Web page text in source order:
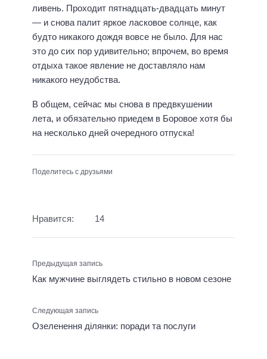
ливень. Проходит пятнадцать-двадцать минут
— и снова палит яркое ласковое солнце, как
будто никакого дождя вовсе не было. Для нас
это до сих пор удивительно; впрочем, во время
отдыха такое явление не доставляло нам
никакого неудобства.
В общем, сейчас мы снова в предвкушении
лета, и обязательно приедем в Боровое хотя бы
на несколько дней очередного отпуска!
Поделитесь с друзьями
Нравится: 14
Предыдущая запись
Как мужчине выглядеть стильно в новом сезоне
Следующая запись
Озеленення ділянки: поради та послуги